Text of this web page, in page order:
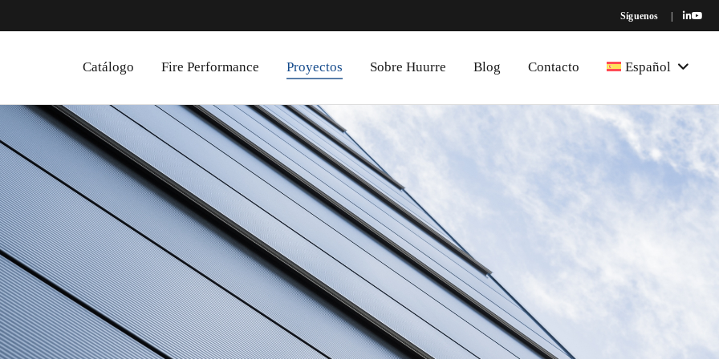
Síguenos |
Catálogo Fire Performance Proyectos Sobre Huurre Blog Contacto Español